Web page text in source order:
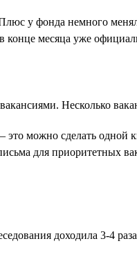
у фонда немного
конце месяца уже
Несколько
можно сделать одной
для приоритетных
доходила 3-4